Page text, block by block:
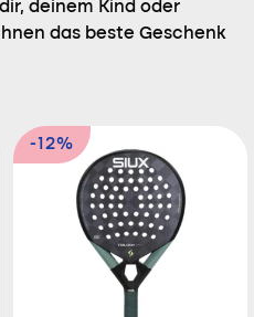
deinem Kind oder
das beste Geschenk
-12%